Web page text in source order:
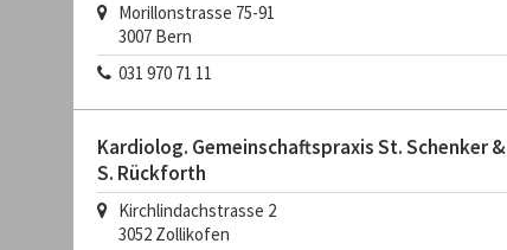
Morillonstrasse 75-91
3007 Bern
031 970 71 11
Kardiolog. Gemeinschaftspraxis St. Schenker &
S. Rückforth
Kirchlindachstrasse 2
3052 Zollikofen